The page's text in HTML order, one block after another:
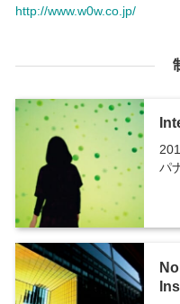
http://www.w0w.co.jp/
パ